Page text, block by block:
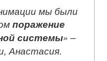
мы были
поражение
системы» –
Анастасия.